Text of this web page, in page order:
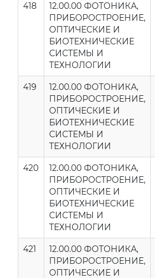
418
12.00.00 ФОТОНИКА,
ПРИБОРОСТРОЕНИЕ,
ОПТИЧЕСКИЕ И
БИОТЕХНИЧЕСКИЕ
СИСТЕМЫ И
ТЕХНОЛОГИИ
419
12.00.00 ФОТОНИКА,
ПРИБОРОСТРОЕНИЕ,
ОПТИЧЕСКИЕ И
БИОТЕХНИЧЕСКИЕ
СИСТЕМЫ И
ТЕХНОЛОГИИ
420
12.00.00 ФОТОНИКА,
ПРИБОРОСТРОЕНИЕ,
ОПТИЧЕСКИЕ И
БИОТЕХНИЧЕСКИЕ
СИСТЕМЫ И
ТЕХНОЛОГИИ
421
12.00.00 ФОТОНИКА,
ПРИБОРОСТРОЕНИЕ,
ОПТИЧЕСКИЕ И